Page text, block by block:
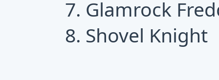
Glamrock
Shovel Knight